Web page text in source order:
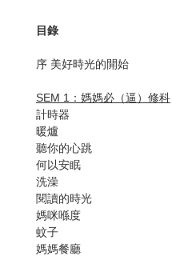
目錄
序 美好時光的開始
SEM 1：媽媽必（逼）修科
計時器
暖爐
聽你的心跳
何以安眠
洗澡
閱讀的時光
媽咪喺度
蚊子
媽媽餐廳